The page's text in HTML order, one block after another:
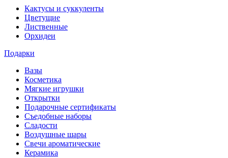
Кактусы и суккуленты
Цветущие
Лиственные
Орхидеи
Подарки
Вазы
Косметика
Мягкие игрушки
Открытки
Подарочные сертификаты
Съедобные наборы
Сладости
Воздушные шары
Свечи ароматические
Керамика